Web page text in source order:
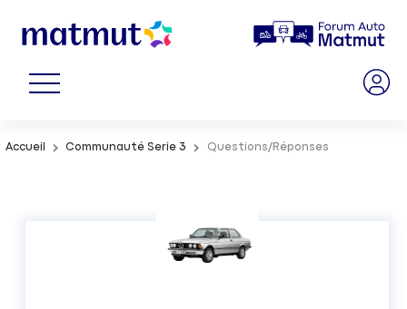
Accueil Communauté Serie 3 Questions/Réponses